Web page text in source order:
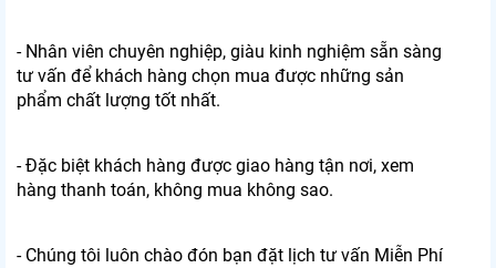
- Nhân viên chuyên nghiệp, giàu kinh nghiệm sẵn sàng
tư vấn để khách hàng chọn mua được những sản
phẩm chất lượng tốt nhất.
- Đặc biệt khách hàng được giao hàng tận nơi, xem
hàng thanh toán, không mua không sao.
- Chúng tôi luôn chào đón bạn đặt lịch tư vấn Miễn Phí